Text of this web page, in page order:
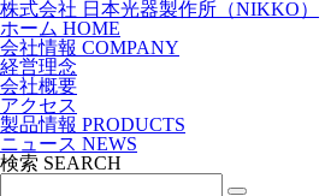
株式会社 日本光器製作所（NIKKO）
ホーム HOME
会社情報 COMPANY
経営理念
会社概要
アクセス
製品情報 PRODUCTS
ニュース NEWS
検索 SEARCH